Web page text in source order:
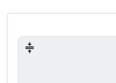
compress